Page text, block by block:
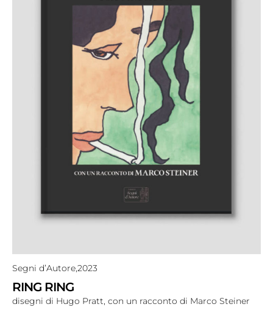
Segni d’Autore,2023
RING RING
disegni di Hugo Pratt, con un racconto di Marco Steiner